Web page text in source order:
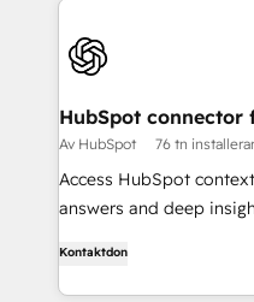
HubSpot connector
Av HubSpot 76 tn installerar
Access HubSpot
answers and deep
Kontaktdon